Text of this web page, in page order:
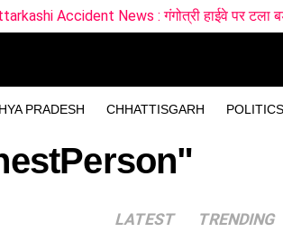
PRADESH CHHATTISGARH POLITICS
News : गंगोत्री हाईवे पर टला बड़ा हादसा ,
LATEST TRENDING